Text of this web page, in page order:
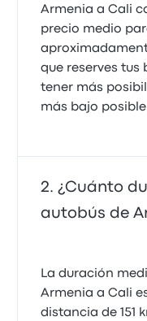
Armenia a Cali
precio medio
que reserves
tener más
más bajo
¿Cuánto
autobús de
La duración
Armenia a Cali
distancia de 151